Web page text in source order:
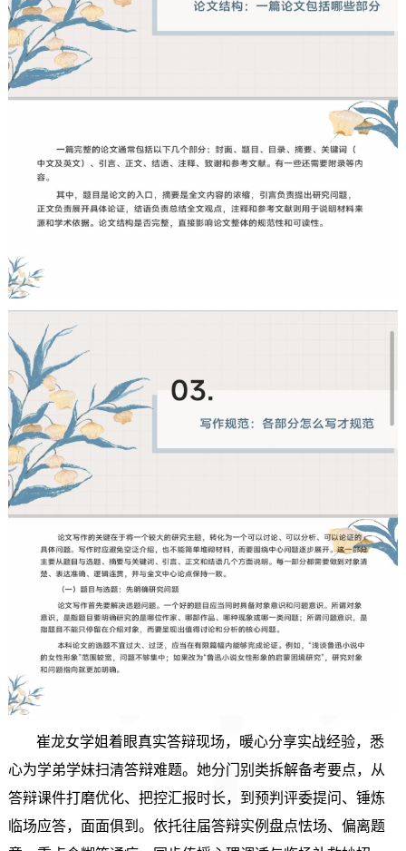
崔龙女学姐着眼真实答辩现场，暖心分享实战经验，悉
心为学弟学妹扫清答辩难题。她分门别类拆解备考要点，从
答辩课件打磨优化、把控汇报时长，到预判评委提问、锤炼
临场应答，面面俱到。依托往届答辩实例盘点怯场、偏离题